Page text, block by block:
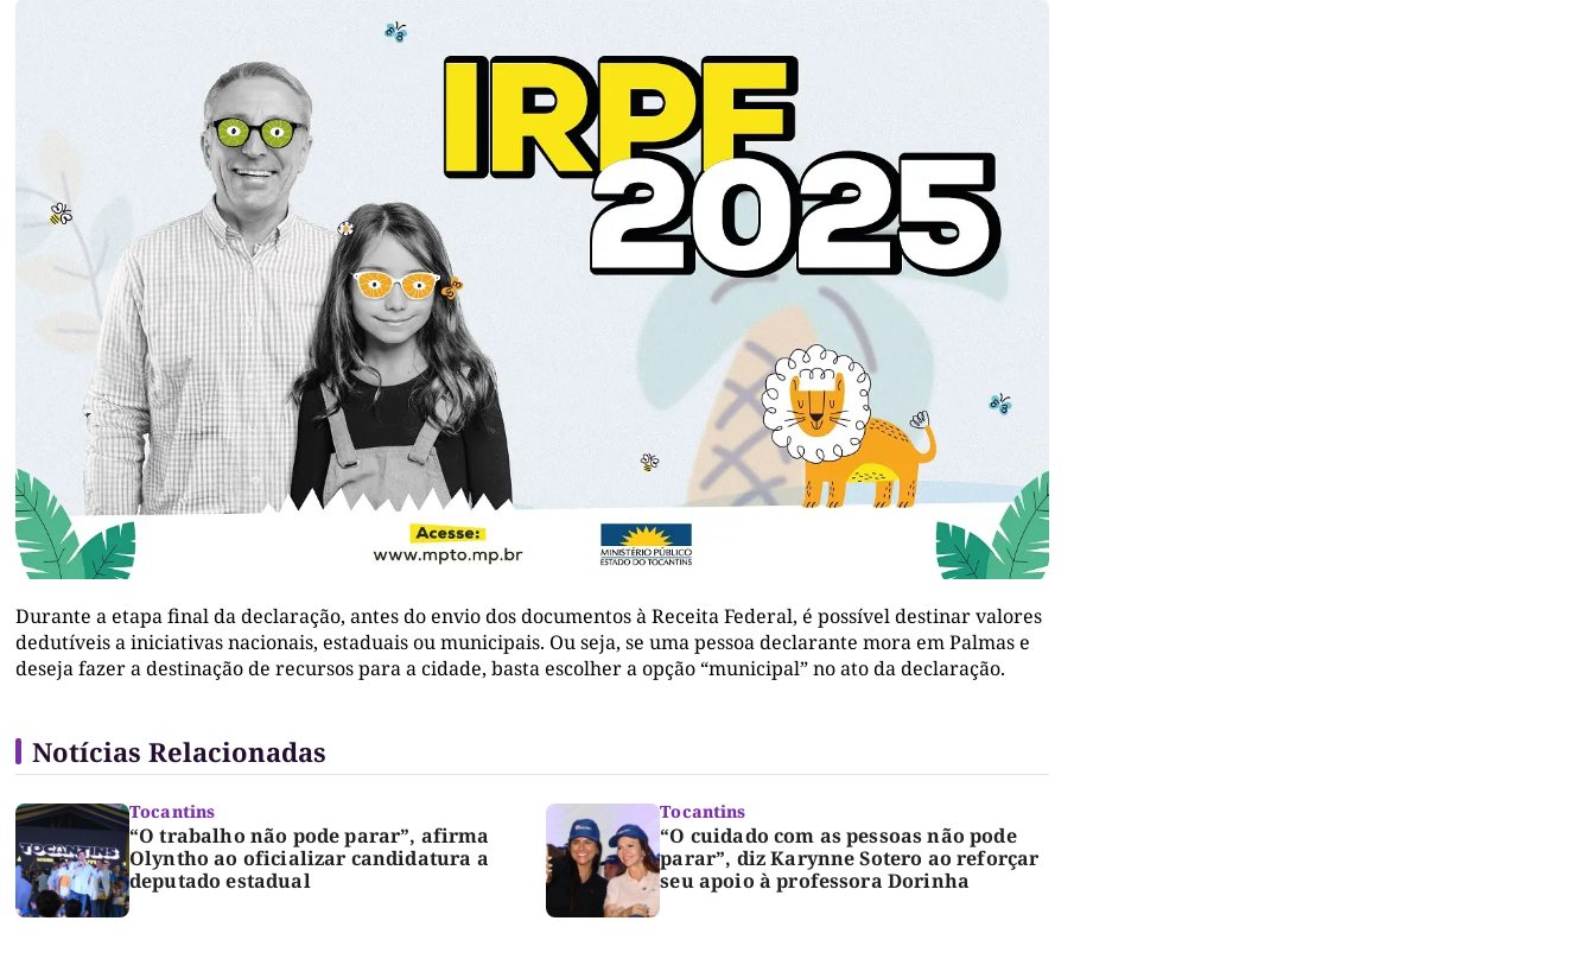
Durante a etapa final da declaração, antes do envio dos documentos à Receita Federal, é possível destinar valores
dedutíveis a iniciativas nacionais, estaduais ou municipais. Ou seja, se uma pessoa declarante mora em Palmas e
deseja fazer a destinação de recursos para a cidade, basta escolher a opção “municipal” no ato da declaração.
Notícias Relacionadas
Tocantins
“O trabalho não pode parar”, afirma
Olyntho ao oficializar candidatura a
deputado estadual
Tocantins
“O cuidado com as pessoas não pode
parar”, diz Karynne Sotero ao reforçar
seu apoio à professora Dorinha